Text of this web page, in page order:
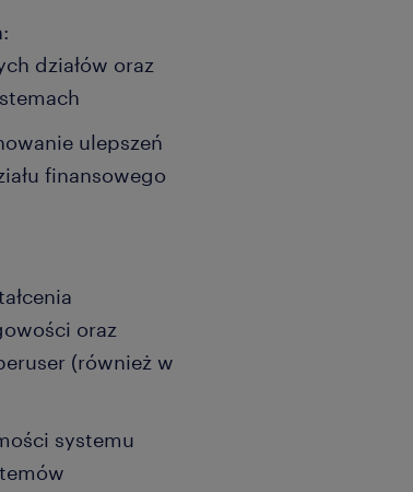
działów oraz
ulepszeń
finansowego
oraz
(również w
systemu